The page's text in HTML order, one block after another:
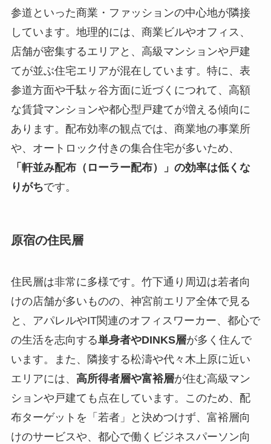
参道といった商業・ファッションの中心地が隣接
しています。地理的には、商業ビルやオフィス、
店舗が密集するエリアと、高級マンションや戸建
てが並ぶ住宅エリアが混在しています。特に、表
参道方面や千駄ヶ谷方面に近づくにつれて、高額
な賃貸マンションや都心型戸建てが増える傾向に
あります。配布効率の観点では、商業地の事業所
や、オートロック付きの集合住宅が多いため、
「軒並み配布（ローラー配布）」の効率は低くな
りがちです。
原宿の住民層
住民層は非常に多様です。竹下通り周辺は若者向
けの店舗が多いものの、神宮前エリア全体で見る
と、アパレルやIT関連のオフィスワーカー、都心で
の生活を志向する単身者やDINKS層が多く住んで
います。また、隣接する松濤や代々木上原に近い
エリアには、 高所得者層や富裕層が住む高級マン
ションや戸建ても点在しています。このため、配
布ターゲットを「若者」と決めつけず、富裕層向
けのサービスや、都心で働くビジネスパーソン向